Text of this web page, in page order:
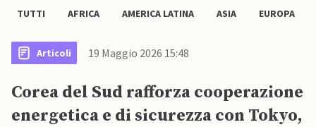
TUTTI AFRICA AMERICA LATINA ASIA EUROPA
Articoli 19 Maggio 2026 15:48
Corea del Sud rafforza cooperazione
energetica e di sicurezza con Tokyo,